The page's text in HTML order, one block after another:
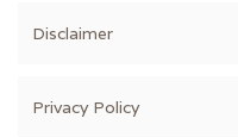
Disclaimer
Privacy Policy